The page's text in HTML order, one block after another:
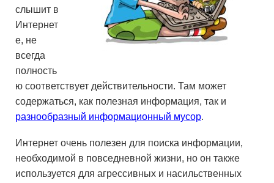
слышит в
Интернет
е, не
всегда
полность
ю соответствует действительности. Там может
содержаться, как полезная информация, так и
разнообразный информационный мусор.
Интернет очень полезен для поиска информации,
необходимой в повседневной жизни, но он также
используется для агрессивных и насильственных